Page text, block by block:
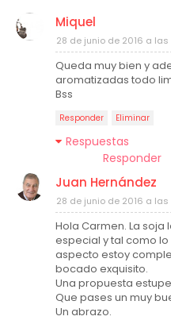
Miquel
28 de junio de 2016 a las
Queda muy bien y
aromatizadas todo
Bss
Responder Eliminar
Respuestas
Responder
Juan Hernández
28 de junio de 2016 a las
Hola Carmen. La
especial y tal como
aspecto estoy
bocado exquisito.
Una propuesta
Que pases un muy
Un abrazo.